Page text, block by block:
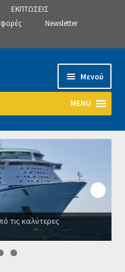
ΕΚΠΤΩΣΕΙΣ
Newsletter
Μενού
MENU
τις καλύτερες